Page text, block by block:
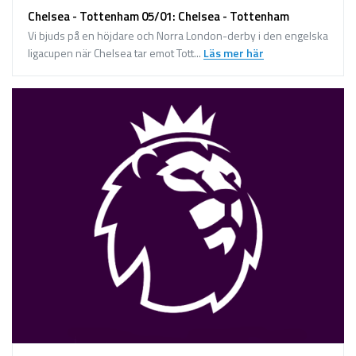
Chelsea - Tottenham 05/01: Chelsea - Tottenham
Vi bjuds på en höjdare och Norra London-derby i den engelska
ligacupen när Chelsea tar emot Tott... Läs mer här